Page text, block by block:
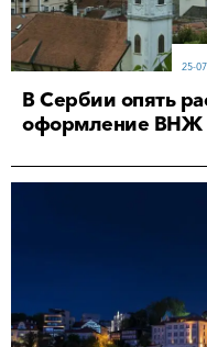
25-
В Сербии опять
оформление ВНЖ